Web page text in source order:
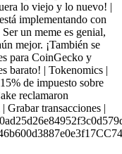
lo viejo y lo nuevo! |
implementando con
un meme es genial,
mejor. ¡También se
para CoinGecko y
barato! | Tokenomics |
de impuesto sobre
reclamaron
Grabar transacciones |